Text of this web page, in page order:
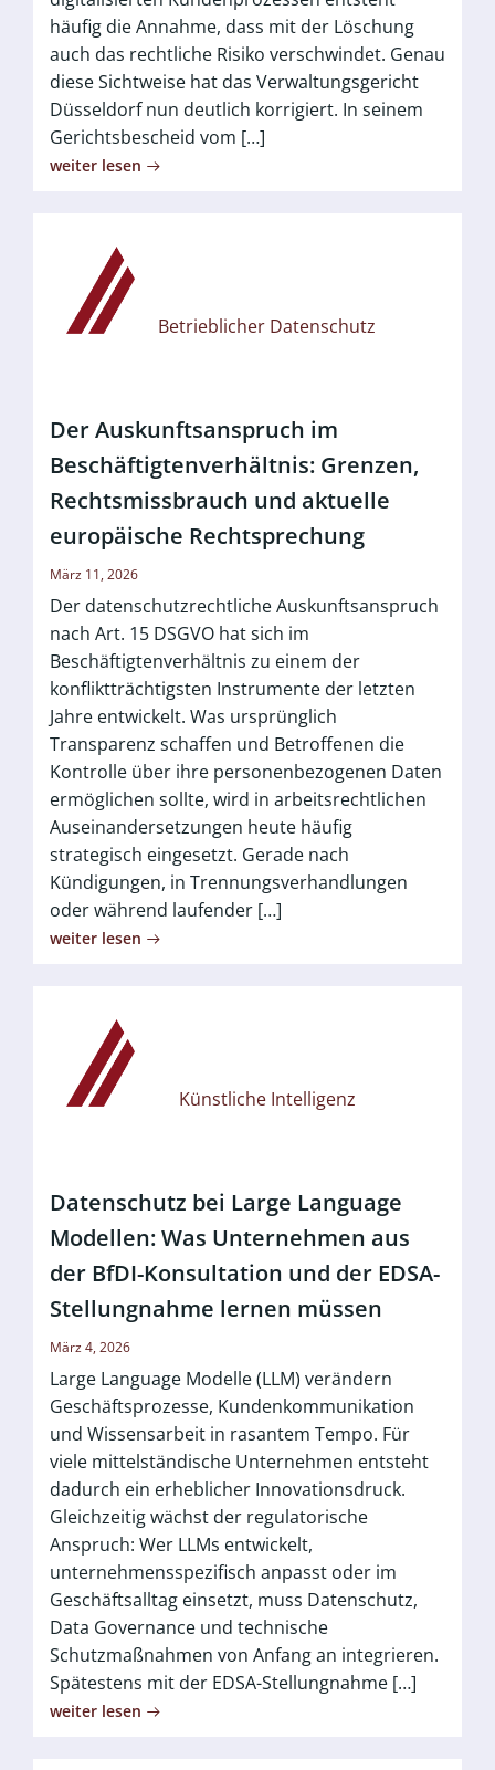
häufig die Annahme, dass mit der Löschung
auch das rechtliche Risiko verschwindet. Genau
diese Sichtweise hat das Verwaltungsgericht
Düsseldorf nun deutlich korrigiert. In seinem
Gerichtsbescheid vom […]
weiter lesen
Betrieblicher Datenschutz
Der Auskunftsanspruch im
Beschäftigtenverhältnis: Grenzen,
Rechtsmissbrauch und aktuelle
europäische Rechtsprechung
März 11, 2026
Der datenschutzrechtliche Auskunftsanspruch
nach Art. 15 DSGVO hat sich im
Beschäftigtenverhältnis zu einem der
konfliktträchtigsten Instrumente der letzten
Jahre entwickelt. Was ursprünglich
Transparenz schaffen und Betroffenen die
Kontrolle über ihre personenbezogenen Daten
ermöglichen sollte, wird in arbeitsrechtlichen
Auseinandersetzungen heute häufig
strategisch eingesetzt. Gerade nach
Kündigungen, in Trennungsverhandlungen
oder während laufender […]
weiter lesen
Künstliche Intelligenz
Datenschutz bei Large Language
Modellen: Was Unternehmen aus
der BfDI-Konsultation und der EDSA-
Stellungnahme lernen müssen
März 4, 2026
Large Language Modelle (LLM) verändern
Geschäftsprozesse, Kundenkommunikation
und Wissensarbeit in rasantem Tempo. Für
viele mittelständische Unternehmen entsteht
dadurch ein erheblicher Innovationsdruck.
Gleichzeitig wächst der regulatorische
Anspruch: Wer LLMs entwickelt,
unternehmensspezifisch anpasst oder im
Geschäftsalltag einsetzt, muss Datenschutz,
Data Governance und technische
Schutzmaßnahmen von Anfang an integrieren.
Spätestens mit der EDSA-Stellungnahme […]
weiter lesen